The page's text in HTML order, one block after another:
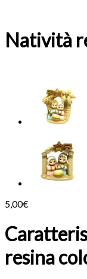
Natività
5,00€
resina